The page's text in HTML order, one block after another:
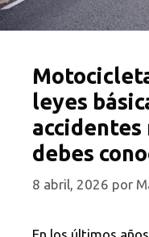
leyes
accidentes
debes
8 abril, 2026 por